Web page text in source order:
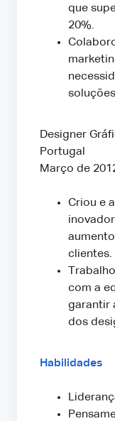
que
20%.
Designer
Portugal
Março de
Criou e
clientes.
com a
garantir
dos
Habilidades